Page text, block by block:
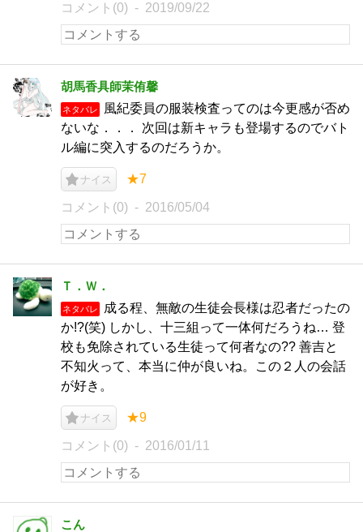
コメント(0) 2019/09/22
胡馬香具師茉侑馨
ネタバレ
風紀委員の服装検査ってのは今更感が否め
ないな．．． 次回は新キャラも登場するのでバト
ル編に突入するのだろうか。
ナイス ★7
コメント(0) 2016/05/04
Ｔ．Ｗ．
ネタバレ
成る程、無敵の生徒会長様は忍者だったの
か!?(笑) しかし、十三組って一体何だろうね… 登
校も免除されている生徒って何者なの?? 善吉と
不知火って、本当に仲が良いね。この２人の会話
が好き。
ナイス ★9
コメント(0) 2016/01/11
こん